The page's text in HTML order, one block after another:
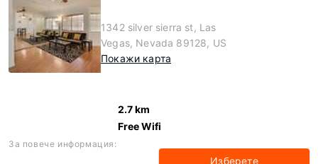
1342 silver sierra st, Las
Vegas, Nevada 89128, US
Покажи карта
2.7 km
Free Wifi
За повече информация:
Изберете